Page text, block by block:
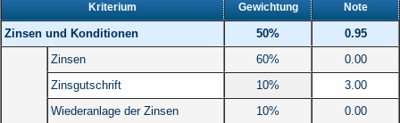
Kriterium Gewichtung Note
Zinsen und Konditionen 50%
0.95
Zinsen
60%
0.00
Zinsgutschrift
10%
3.00
Wiederanlage der Zinsen
10%
0.00